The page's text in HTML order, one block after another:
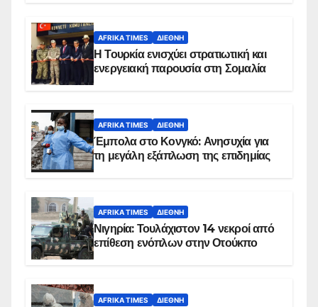
AFRIKA TIMES ΔΙΕΘΝΉ
Η Τουρκία ενισχύει στρατιωτική και
ενεργειακή παρουσία στη Σομαλία
AFRIKA TIMES ΔΙΕΘΝΉ
Έμπολα στο Κονγκό: Ανησυχία για
τη μεγάλη εξάπλωση της επιδημίας
AFRIKA TIMES ΔΙΕΘΝΉ
Νιγηρία: Τουλάχιστον 14 νεκροί από
επίθεση ενόπλων στην Οτούκπο
AFRIKA TIMES ΔΙΕΘΝΉ